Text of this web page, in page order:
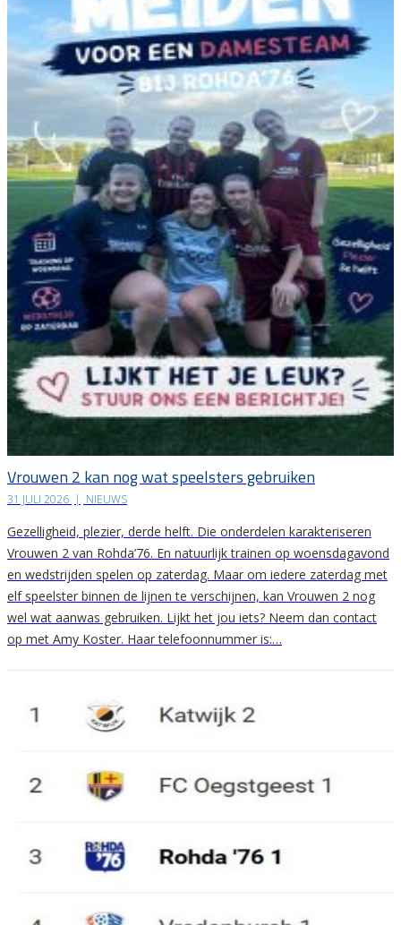
Vrouwen 2 kan nog wat speelsters gebruiken
31 JULI 2026 | NIEUWS
Gezelligheid, plezier, derde helft. Die onderdelen karakteriseren
Vrouwen 2 van Rohda’76. En natuurlijk trainen op woensdagavond
en wedstrijden spelen op zaterdag. Maar om iedere zaterdag met
elf speelster binnen de lijnen te verschijnen, kan Vrouwen 2 nog
wel wat aanwas gebruiken. Lijkt het jou iets? Neem dan contact
op met Amy Koster. Haar telefoonnummer is:…